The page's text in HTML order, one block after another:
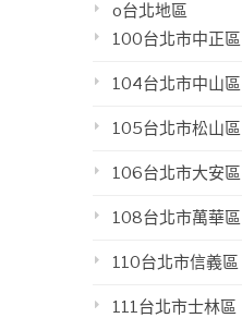
o台北地區
100台北市中正區
104台北市中山區
105台北市松山區
106台北市大安區
108台北市萬華區
110台北市信義區
111台北市士林區